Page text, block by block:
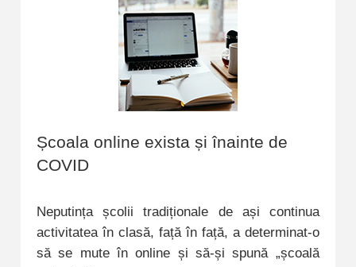
Școala online exista și înainte de
COVID
Neputința școlii tradiționale de ași continua
activitatea în clasă, față în față, a determinat-o
să se mute în online și să-și spună „școală